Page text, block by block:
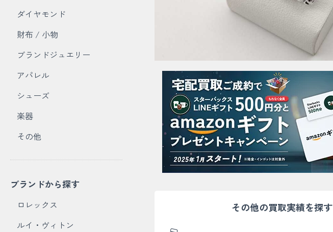
ダイヤモンド
財布 / 小物
ブランドジュエリー
アパレル
シューズ
楽器
その他
ブランドから探す
ロレックス
ルイ・ヴィトン
その他の買取実績を探す